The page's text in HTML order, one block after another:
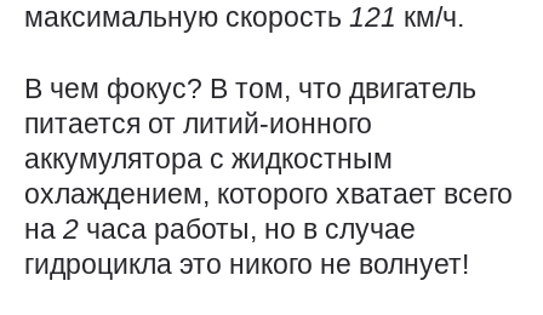
максимальную скорость 121 км/ч.
В чем фокус? В том, что двигатель
питается от литий-ионного
аккумулятора с жидкостным
охлаждением, которого хватает всего
на 2 часа работы, но в случае
гидроцикла это никого не волнует!